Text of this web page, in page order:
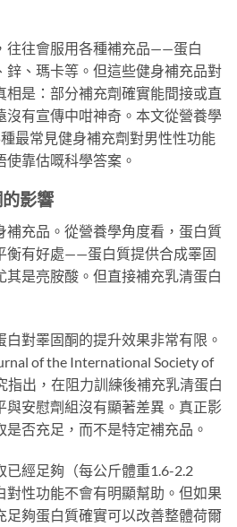
往往會服用各種補充品——蛋白
鋅、瑪卡等。但這些健身補充品對
相是：部分補充劑確實能間接或直
沒有宣傳中咁神奇。本文從營養學
最常見健身補充劑對男性性功能
靠估嘅科學答案。
影響
補充品。從營養學角度看，蛋白質
衡有好處——蛋白質提供合成睪固
是亮胺酸。但直接補充乳清蛋白
對睪固酮的提升效果非常有限。
of the International Society of
出，在阻力訓練後補充乳清蛋白
與安慰劑組沒有顯著差異。真正影
否充足，而不是特定補充品。
經足夠（每公斤體重1.6-2.2
對性功能不會有明顯幫助。但如果
足夠蛋白質確實可以改善整體荷爾